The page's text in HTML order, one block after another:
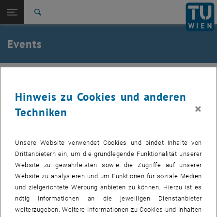
TU Login
Quicklinks
Quicklinks-Menü umschalten
Studium
Karriere
Events
Jour fixe
Events
Datum auswählen
Dezember
Voriger Monat
MO DI MI DO FR SA SO
25 November 2024
26 November 2024
27 November 2024
28
28 November 2024
29 November 2024
30 November 2024
1 Dezember 2024
2
2 Dezember 2024
3
3 Dezember 2024
4
4 Dezember 2024
5
5 Dezember 2024
6
6 Dezember 2024
7
7 Dezember 2024
8
8 Dezember 2024
9
9 Dezember 2024
10
10 Dezember 2024
11
11 Dezember 2024
12
12 Dezember 2024
13
13 Dezember 2024
14
14 Dezember 2024
15
15 Dezember 2024
Hinweis zu Cookies und anderen
Techniken
×
Unsere Website verwendet Cookies und bindet Inhalte von
Drittanbietern ein, um die grundlegende Funktionalität unserer
Website zu gewährleisten sowie die Zugriffe auf unserer
Website zu analysieren und um Funktionen für soziale Medien
und zielgerichtete Werbung anbieten zu können. Hierzu ist es
nötig Informationen an die jeweiligen Dienstanbieter
weiterzugeben. Weitere Informationen zu Cookies und Inhalten